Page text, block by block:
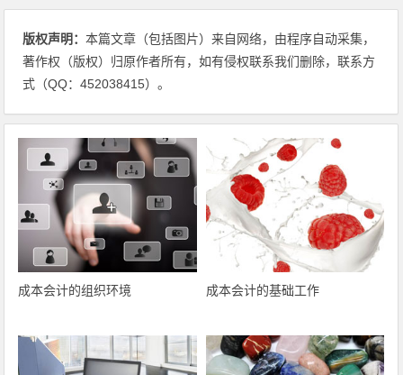
版权声明：本篇文章（包括图片）来自网络，由程序自动采集，
著作权（版权）归原作者所有，如有侵权联系我们删除，联系方
式（QQ：452038415）。
成本会计的组织环境 成本会计的基础工作